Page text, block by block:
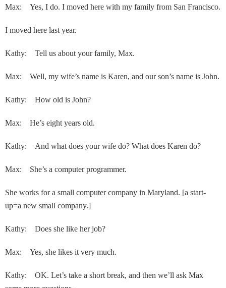
Max: Yes, I do. I moved here with my family from San Francisco.
I moved here last year.
Kathy: Tell us about your family, Max.
Max: Well, my wife’s name is Karen, and our son’s name is John.
Kathy: How old is John?
Max: He’s eight years old.
Kathy: And what does your wife do? What does Karen do?
Max: She’s a computer programmer.
She works for a small computer company in Maryland. [a start-
up=a new small company.]
Kathy: Does she like her job?
Max: Yes, she likes it very much.
Kathy: OK. Let’s take a short break, and then we’ll ask Max